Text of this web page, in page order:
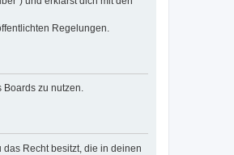
Regelungen.
Boards zu nutzen.
Recht besitzt, die in deinen